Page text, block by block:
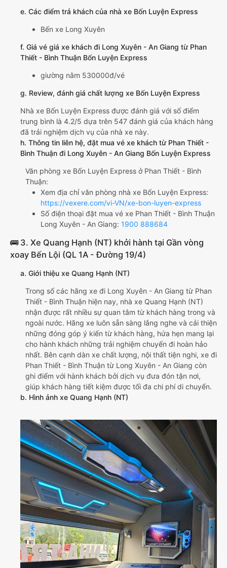
e. Các điểm trả khách của nhà xe Bốn Luyện Express
Bến xe Long Xuyên
f. Giá vé giá xe khách đi Long Xuyên - An Giang từ Phan
Thiết - Bình Thuận Bốn Luyện Express
giường nằm 530000đ/vé
g. Review, đánh giá chất lượng xe Bốn Luyện Express
Nhà xe Bốn Luyện Express được đánh giá với số điểm
trung bình là 4.2/5 dựa trên 547 đánh giá của khách hàng
đã trải nghiệm dịch vụ của nhà xe này.
h. Thông tin liên hệ, đặt mua vé xe khách từ Phan Thiết -
Bình Thuận đi Long Xuyên - An Giang Bốn Luyện Express
Văn phòng xe Bốn Luyện Express ở Phan Thiết - Bình
Thuận:
Xem địa chỉ văn phòng nhà xe Bốn Luyện Express:
https://vexere.com/vi-VN/xe-bon-luyen-express
Số điện thoại đặt mua vé xe Phan Thiết - Bình Thuận
Long Xuyên - An Giang: 1900 888684
🚌 3. Xe Quang Hạnh (NT) khởi hành tại Gần vòng
xoay Bến Lội (QL 1A - Đường 19/4)
a. Giới thiệu xe Quang Hạnh (NT)
Trong số các hãng xe đi Long Xuyên - An Giang từ Phan
Thiết - Bình Thuận hiện nay, nhà xe Quang Hạnh (NT)
nhận được rất nhiều sự quan tâm từ khách hàng trong và
ngoài nước. Hãng xe luôn sẵn sàng lắng nghe và cải thiện
những đóng góp ý kiến từ khách hàng, hứa hẹn mang lại
cho hành khách những trải nghiệm chuyến đi hoàn hảo
nhất. Bên cạnh dàn xe chất lượng, nội thất tiện nghi, xe đi
Phan Thiết - Bình Thuận từ Long Xuyên - An Giang còn
ghi điểm với hành khách bởi dịch vụ đưa đón tận nơi,
giúp khách hàng tiết kiệm được tối đa chi phí di chuyển.
b. Hình ảnh xe Quang Hạnh (NT)